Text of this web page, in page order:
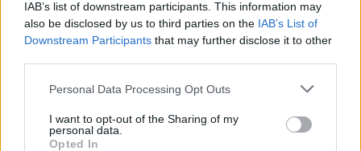
IAB’s list of downstream participants. This information may
also be disclosed by us to third parties on the IAB’s List of
Downstream Participants that may further disclose it to other
Personal Data Processing Opt Outs
I want to opt-out of the Sharing of my
personal data.
Opted In
che lo avevano prestato al Portsmouth. Da lì in poi in
Inghilterrai giocatori che sono prestati, non possono
giocare contro la squadra che ne controlla ancora il
cartellino. Per questo Jack Grealish non potrà essere
presente nella sfida dell’Etihad, e dovrà seguire i suoi